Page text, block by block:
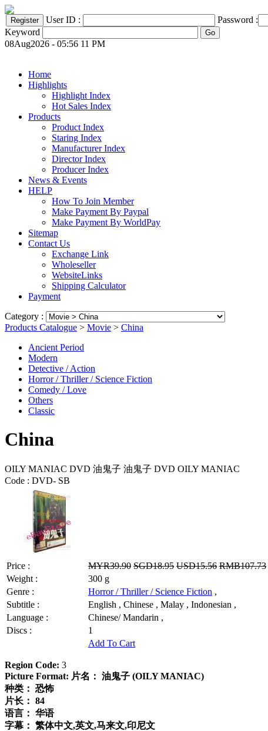
User ID :
Password :
Keyword
08Aug2026 - 05:56 11 PM
Home
Highlights
Highlight Index
Hot Sales Index
Products
Product Index
Staring Index
Manufacturer Index
Director Index
Producer Index
News & Events
HELP
How To Join Member
Make Payment By Paypal
Make Payment By WorldPay
Sitemap
Contact Us
Exchange Link
Wholeseller
WebsiteLinks
Shipping Calculator
Payment
Category :
Products Catalogue > Movie > China
Ancient Period
Modern
Detective / Action
Horror / Thriller / Science Fiction
Comedy / Love
Others
Classic
China
OILY MANIAC DVD 油鬼子 油鬼子 DVD OILY MANIAC
Code : DVD- SB
Price : MYR39.90 SGD18.95 USD15.56 RMB107.73
Weight :
300 g
Genre :
Horror / Thriller / Science Fiction ,
Subtitle :
English , Chinese , Malay , Indonesian ,
Language :
Chinese/ Mandarin ,
Discs :
1
Add To Cart
Region Code: 3
Picture Format: 片名： 油鬼子 (OILY MANIAC)
种类： 恐怖
片长： 84
语言： 华语
字幕： 繁体中文,英文,马来文,印尼文